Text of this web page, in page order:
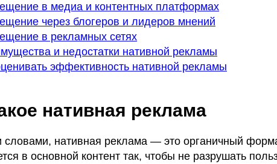
в медиа и контентных платформах
через блогеров и лидеров мнений
в рекламных сетях
и недостатки нативной рекламы
эффективность нативной рекламы
нативная реклама
словами, нативная реклама — это органичный
в основной контент так, чтобы не разрушать